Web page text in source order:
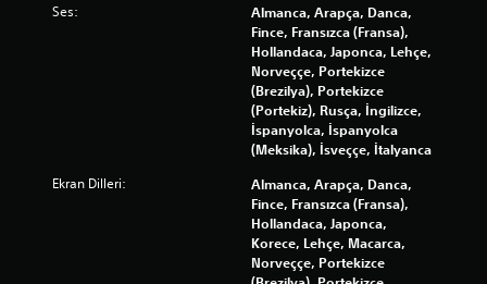
Ses:
Almanca, Arapça, Danca,
Fince, Fransızca (Fransa),
Hollandaca, Japonca, Lehçe,
Norveççe, Portekizce
(Brezilya), Portekizce
(Portekiz), Rusça, İngilizce,
İspanyolca, İspanyolca
(Meksika), İsveççe, İtalyanca
Ekran Dilleri:
Almanca, Arapça, Danca,
Fince, Fransızca (Fransa),
Hollandaca, Japonca,
Korece, Lehçe, Macarca,
Norveççe, Portekizce